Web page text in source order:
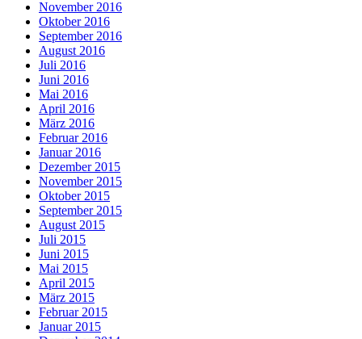
November 2016
Oktober 2016
September 2016
August 2016
Juli 2016
Juni 2016
Mai 2016
April 2016
März 2016
Februar 2016
Januar 2016
Dezember 2015
November 2015
Oktober 2015
September 2015
August 2015
Juli 2015
Juni 2015
Mai 2015
April 2015
März 2015
Februar 2015
Januar 2015